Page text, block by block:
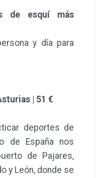
de esquí más
y día para
| 51 €
deportes de
de España nos
de Pajares,
y León, donde se